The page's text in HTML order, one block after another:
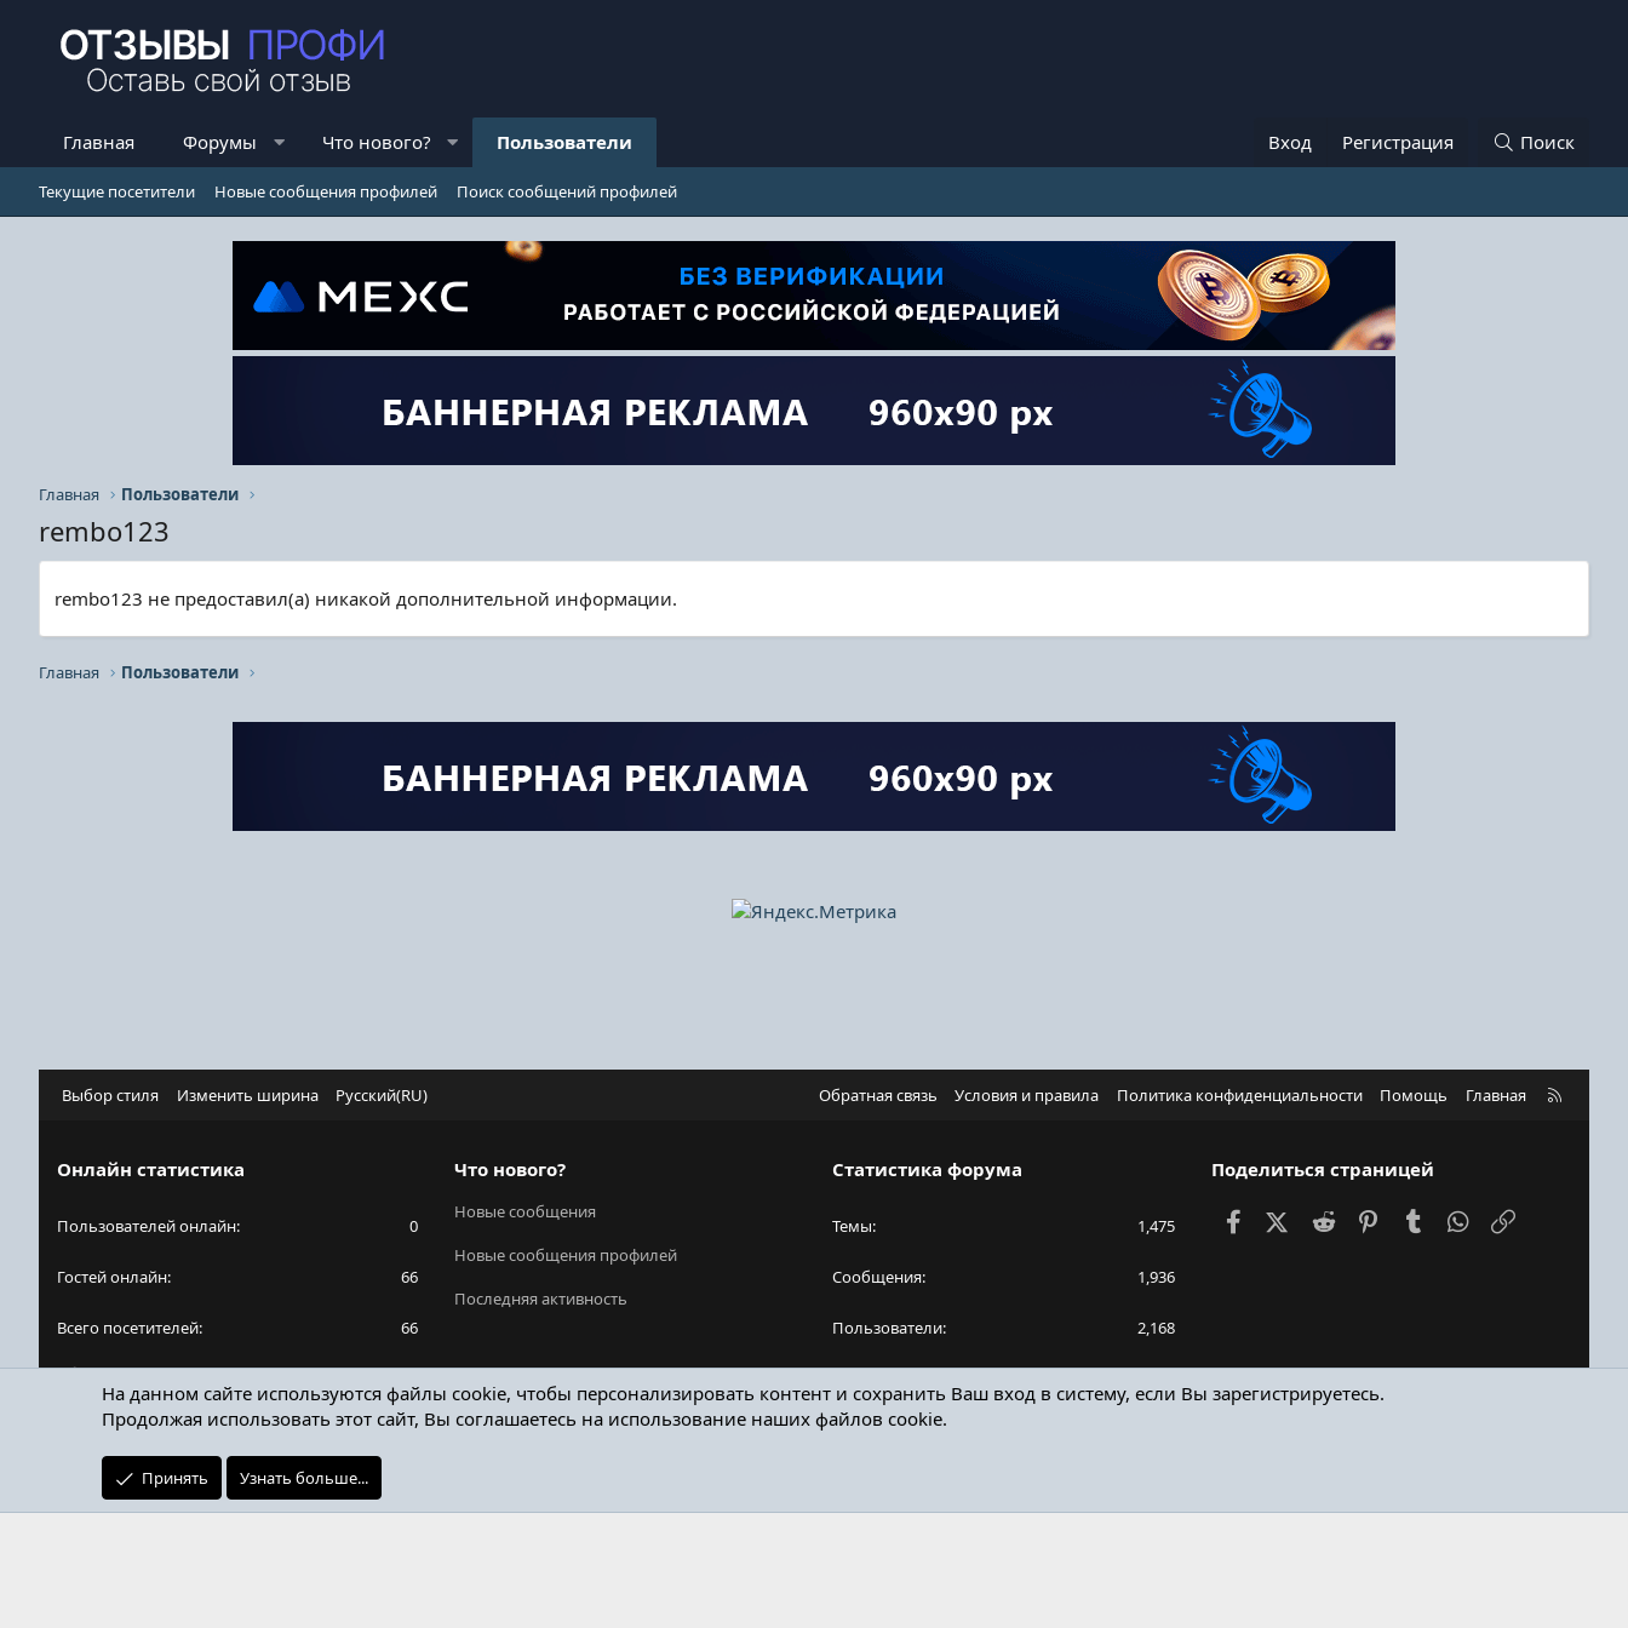
Главная Форумы Что нового? Пользователи Вход Регистрация Поиск
Текущие посетители Новые сообщения профилей Поиск сообщений профилей
Главная Пользователи
rembo123
rembo123 не предоставил(а) никакой дополнительной информации.
Главная Пользователи
Выбор стиля Изменить ширина Русский(RU) Обратная связь Условия и правила Политика конфиденциальности Помощь Главная
R
Онлайн статистика
Пользователей онлайн 0
Гостей онлайн 66
Всего посетителей 66
Общее количество посетителей может включать
в себя скрытых пользователей.
Что нового?
Новые сообщения
Новые сообщения профилей
Последняя активность
Статистика форума
Темы 1,475
Сообщения 1,936
Пользователи 2,168
Поделиться страницей
FacebookX (Twitter)
Reddit PinterestTumblr WhatsApp
На данном сайте используются файлы cookie, чтобы персонализировать контент и сохранить Ваш вход в систему, если Вы зарегистрируетесь.
Продолжая использовать этот сайт, Вы соглашаетесь на использование наших файлов cookie.
Принять Узнать больше...